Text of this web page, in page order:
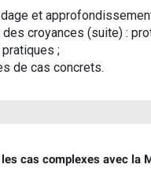
et
croyances (suite) :
;
de cas concrets.
cas complexes avec la